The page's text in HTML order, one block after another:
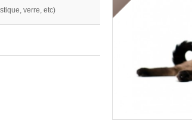
verre, etc)